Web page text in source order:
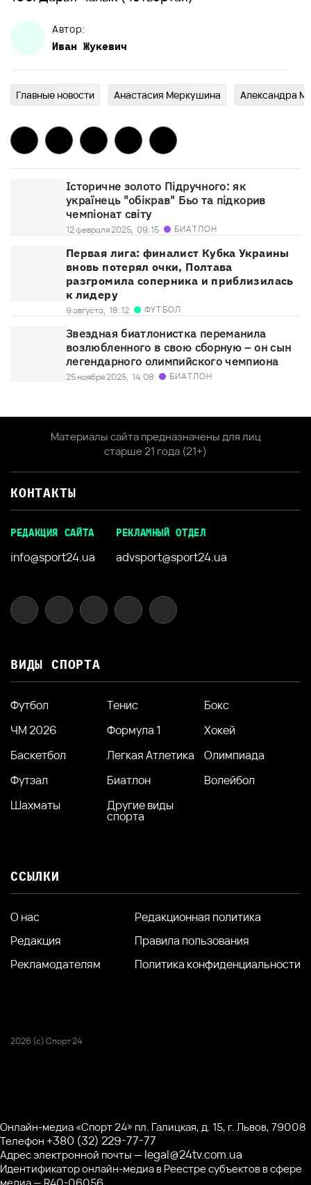
Автор:
Иван Жукевич
Главныe новости Анастасия Меркушина Александра
Історичне золото Підручного: як
українець "обікрав" Бьо та підкорив
чемпіонат світу
12 февраля 2025, 09:15 БИАТЛОН
Первая лига: финалист Кубка Украины
вновь потерял очки, Полтава
разгромила соперника и приблизилась
к лидеру
9 августа, 18:12 ФУТБОЛ
Звездная биатлонистка переманила
возлюбленного в свою сборную – он сын
легендарного олимпийского чемпиона
25 ноября 2025, 14:08 БИАТЛОН
Материалы сайта предназначены для лиц
старше 21 года (21+)
КОНТАКТЫ
РЕДАКЦИЯ САЙТА
info@sport24.ua
РЕКЛАМНЫЙ ОТДЕЛ
advsport@sport24.ua
ВИДЫ СПОРТА
Футбол Тенис
Бокс
ЧМ 2026
Формула 1
Хокей
Баскетбол
Легкая Атлетика
Олимпиада
Футзал
Биатлон
Волейбол
Шахматы
Другие виды
спорта
ССЫЛКИ
О нас
Редакция
Рекламодателям
Редакционная политика
Правила пользования
Политика конфиденциальности
2026 (с) Спорт 24
Онлайн-медиа «Спорт 24» пл. Галицкая, д. 15, г. Львов, 79008
Телефон +380 (32) 229-77-77
Адрес электронной почты — legal@24tv.com.ua
Идентификатор онлайн-медиа в Реестре субъектов в сфере